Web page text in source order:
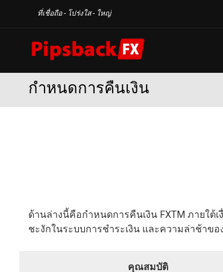
บทความ
ที่เชื่อถือ - โปร่งใส - ใหญ่
กำหนดการคืนเงิน
ด้านล่างนี้คือกำหนดการคืนเงิน FXTM ภายใต้
ชะงักในระบบการชำระเงิน และความล่าช้าข
คุณสมบัติ